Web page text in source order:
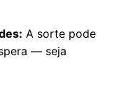
A sorte pode
— seja